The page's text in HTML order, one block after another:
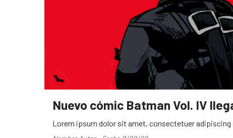
Nuevo cómic Batman Vol. IV
Lorem ipsum dolor sit amet, consectetuer adipiscing